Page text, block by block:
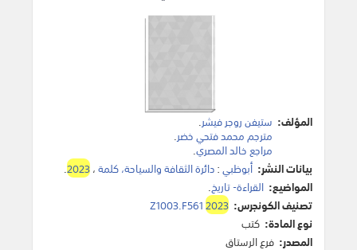
المؤلف: ستيفن روجر فيشر.
مترجم محمد فتحي خضر.
مراجع خالد المصري.
بيانات النشر: أبوظبي:دائرة الثقافة والسياحة، كلمة،2023
.
المواضيع: القراءة- تاريخ.
تصنيف الكونجرس:
Z1003.F5612023
نوع المادة: كتب
المصدر: فرع الرستاق